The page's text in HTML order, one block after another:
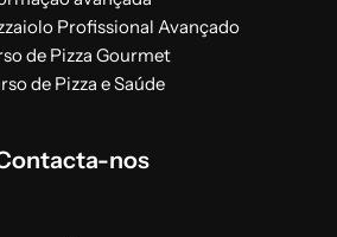
Profissional Avançado
de Pizza Gourmet
de Pizza e Saúde
nos